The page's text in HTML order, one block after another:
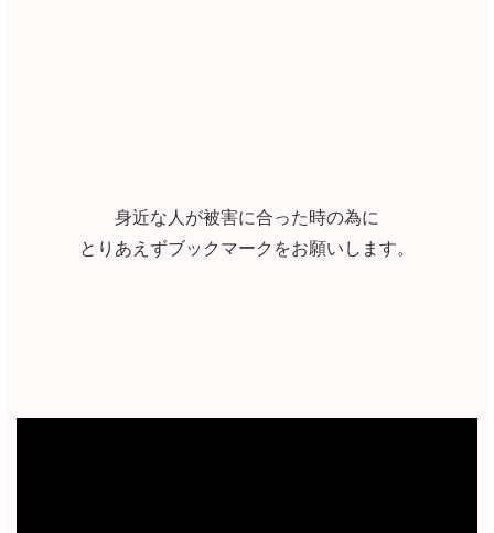
身近な人が被害に合った時の為に
とりあえずブックマークをお願いします。